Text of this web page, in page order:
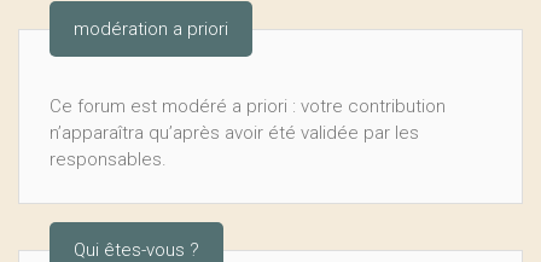
modération a priori
Ce forum est modéré a priori : votre contribution
n’apparaîtra qu’après avoir été validée par les
responsables.
Qui êtes-vous ?